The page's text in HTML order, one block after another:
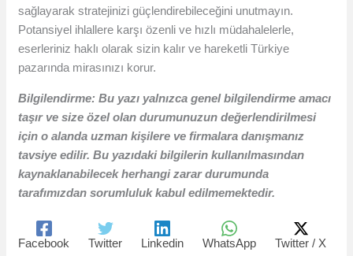
sağlayarak stratejinizi güçlendirebileceğini unutmayın.
Potansiyel ihlallere karşı özenli ve hızlı müdahalelerle,
eserleriniz haklı olarak sizin kalır ve hareketli Türkiye
pazarında mirasınızı korur.
Bilgilendirme: Bu yazı yalnızca genel bilgilendirme amacı
taşır ve size özel olan durumunuzun değerlendirilmesi
için o alanda uzman kişilere ve firmalara danışmanız
tavsiye edilir. Bu yazıdaki bilgilerin kullanılmasından
kaynaklanabilecek herhangi zarar durumunda
tarafımızdan sorumluluk kabul edilmemektedir.
Facebook Twitter Linkedin WhatsApp Twitter / X